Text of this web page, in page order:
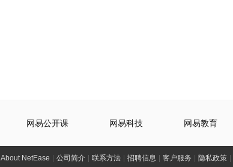
网易公开课 网易科技 网易教育
About NetEase 公司简介 联系方法 招聘信息 客户服务 隐私政策